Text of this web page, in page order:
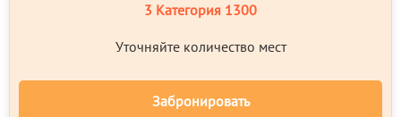
3 Категория 1300
Уточняйте количество мест
Забронировать